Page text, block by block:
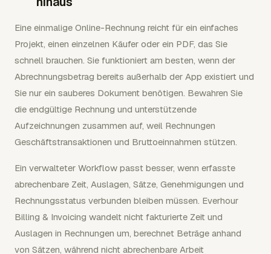
Eine einmalige Online-Rechnung reicht für ein einfaches
Projekt, einen einzelnen Käufer oder ein PDF, das Sie
schnell brauchen. Sie funktioniert am besten, wenn der
Abrechnungsbetrag bereits außerhalb der App existiert und
Sie nur ein sauberes Dokument benötigen. Bewahren Sie
die endgültige Rechnung und unterstützende
Aufzeichnungen zusammen auf, weil Rechnungen
Geschäftstransaktionen und Bruttoeinnahmen stützen.
Ein verwalteter Workflow passt besser, wenn erfasste
abrechenbare Zeit, Auslagen, Sätze, Genehmigungen und
Rechnungsstatus verbunden bleiben müssen. Everhour
Billing & Invoicing wandelt nicht fakturierte Zeit und
Auslagen in Rechnungen um, berechnet Beträge anhand
von Sätzen, während nicht abrechenbare Arbeit